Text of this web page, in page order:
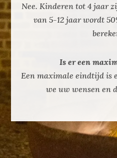
Nee. Kinderen tot 4 jaar
van 5-12 jaar wordt
Is er een
Een maximale eindtijd is
we uw wensen en